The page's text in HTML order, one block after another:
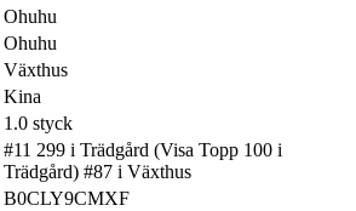
Ohuhu
Ohuhu
Växthus
Kina
1.0 styck
#11 299 i Trädgård (Visa Topp 100 i
Trädgård) #87 i Växthus
B0CLY9CMXF